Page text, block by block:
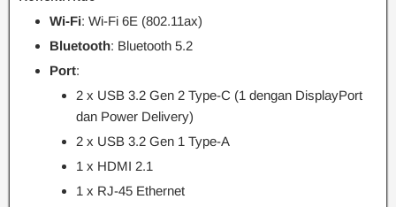
Wi-Fi: Wi-Fi 6E (802.11ax)
Bluetooth: Bluetooth 5.2
Port:
2 x USB 3.2 Gen 2 Type-C (1 dengan DisplayPort
dan Power Delivery)
2 x USB 3.2 Gen 1 Type-A
1 x HDMI 2.1
1 x RJ-45 Ethernet